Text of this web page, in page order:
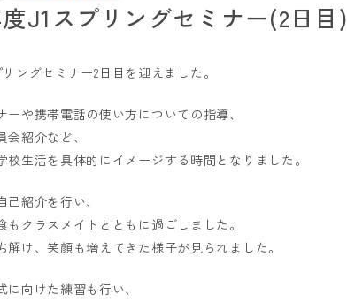
J1スプリングセミナー(2日目)
ングセミナー2日目を迎えました。
ーや携帯電話の使い方についての指導、
紹介など、
校生活を具体的にイメージする時間となりました。
己紹介を行い、
もクラスメイトとともに過ごしました。
解け、笑顔も増えてきた様子が見られました。
に向けた練習も行い、